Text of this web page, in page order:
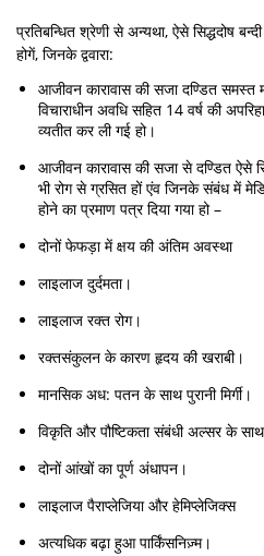
प्रतिबन्धित श्रेणी से अन्यथा, ऐसे सिद्धदोष
होगें, जिनके द्ववारा:
आजीवन कारावास की सजा दण्डित समस्त
विचाराधीन अवधि सहित 14 वर्ष की
व्यतीत कर ली गई हो।
आजीवन कारावास की सजा से दण्डित ऐसे
भी रोग से ग्रसित हों एंव जिनके संबंध में
होने का प्रमाण पत्र दिया गया हो –
दोनों फेफड़ा में क्षय की अंतिम अवस्था
लाइलाज दुर्दमता।
लाइलाज रक्त रोग।
रक्तसंकुलन के कारण हृदय की खराबी।
मानसिक अध: पतन के साथ पुरानी मिर्गी।
विकृति और पौष्टिकता संबंधी अल्सर के
दोनों आंखों का पूर्ण अंधापन।
लाइलाज पैराप्लेजिया और हेमिप्लेजिक्स
अत्यधिक बढ़ा हुआ पार्किंसनिज़्म।